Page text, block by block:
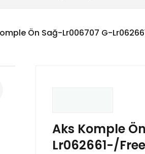
Ön Sağ-Lr006707 G-
Aks Komple
Lr062661-/